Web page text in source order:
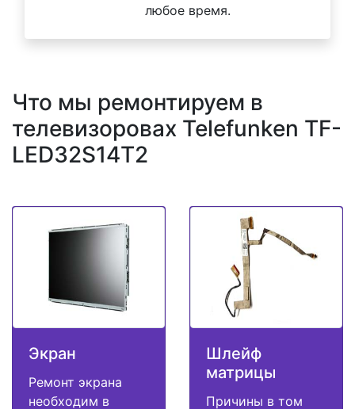
любое время.
Что мы ремонтируем в
телевизоровах Telefunken TF-
LED32S14T2
Экран
Ремонт экрана
необходим в
Шлейф
матрицы
Причины в том